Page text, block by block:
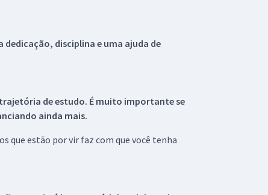
disciplina e uma ajuda de
de estudo. É muito importante se
ainda mais.
que estão por vir faz com que você tenha